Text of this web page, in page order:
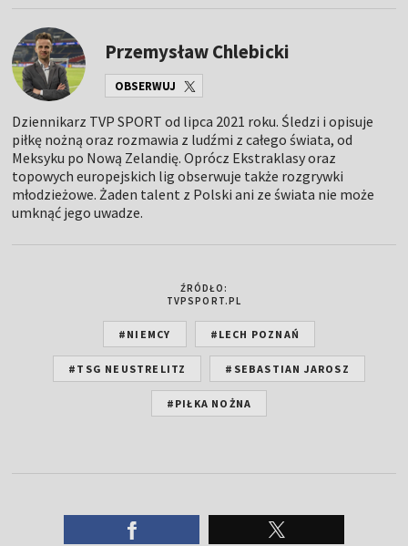
Przemysław Chlebicki
OBSERWUJ
Dziennikarz TVP SPORT od lipca 2021 roku. Śledzi i opisuje
piłkę nożną oraz rozmawia z ludźmi z całego świata, od
Meksyku po Nową Zelandię. Oprócz Ekstraklasy oraz
topowych europejskich lig obserwuje także rozgrywki
młodzieżowe. Żaden talent z Polski ani ze świata nie może
umknąć jego uwadze.
ŹRÓDŁO:
TVPSPORT.PL
#NIEMCY #LECH POZNAŃ
#TSG NEUSTRELITZ #SEBASTIAN JAROSZ
#PIŁKA NOŻNA